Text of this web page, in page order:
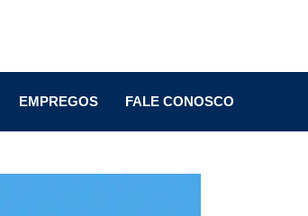
EMPREGOS FALE CONOSCO